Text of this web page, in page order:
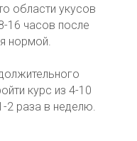
области укусов
16 часов после
нормой.
курс из 4-10
2 раза в неделю.